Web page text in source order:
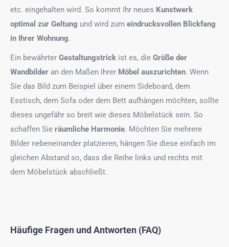
etc. eingehalten wird. So kommt Ihr neues Kunstwerk
optimal zur Geltung und wird zum eindrucksvollen Blickfang
in Ihrer Wohnung.
Ein bewährter Gestaltungstrick ist es, die Größe der
Wandbilder an den Maßen Ihrer Möbel auszurichten. Wenn
Sie das Bild zum Beispiel über einem Sideboard, dem
Esstisch, dem Sofa oder dem Bett aufhängen möchten, sollte
dieses ungefähr so breit wie dieses Möbelstück sein. So
schaffen Sie räumliche Harmonie. Möchten Sie mehrere
Bilder nebeneinander platzieren, hängen Sie diese einfach im
gleichen Abstand so, dass die Reihe links und rechts mit
dem Möbelstück abschließt.
Häufige Fragen und Antworten (FAQ)